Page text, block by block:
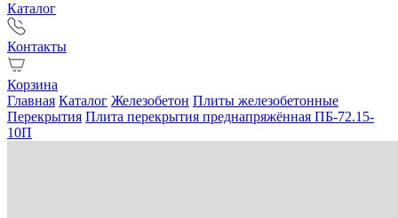
Каталог
Контакты
Корзина
Главная Каталог Железобетон Плиты железобетонные
Перекрытия Плита перекрытия преднапряжённая ПБ-72.15-
10П